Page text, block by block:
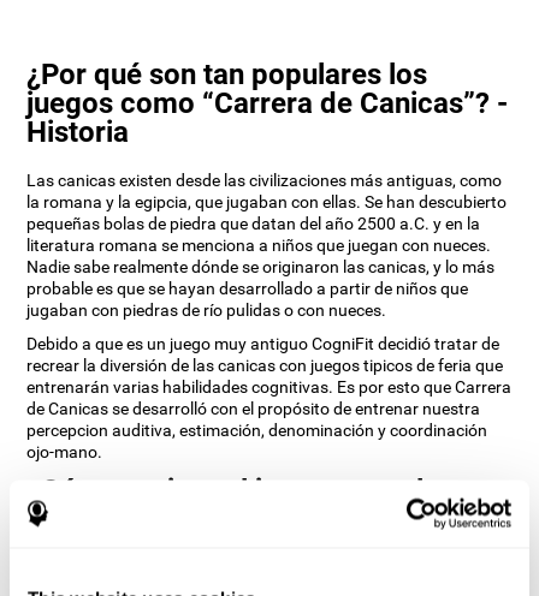
¿Por qué son tan populares los
juegos como “Carrera de Canicas”? -
Historia
Las canicas existen desde las civilizaciones más antiguas, como
la romana y la egipcia, que jugaban con ellas. Se han descubierto
pequeñas bolas de piedra que datan del año 2500 a.C. y en la
literatura romana se menciona a niños que juegan con nueces.
Nadie sabe realmente dónde se originaron las canicas, y lo más
probable es que se hayan desarrollado a partir de niños que
jugaban con piedras de río pulidas o con nueces.
Debido a que es un juego muy antiguo CogniFit decidió tratar de
recrear la diversión de las canicas con juegos tipicos de feria que
entrenarán varias habilidades cognitivas. Es por esto que Carrera
de Canicas se desarrolló con el propósito de entrenar nuestra
percepcion auditiva, estimación, denominación y coordinación
ojo-mano.
¿Cómo mejora el juego mental
“Carrera de Canicas” mis habilidades